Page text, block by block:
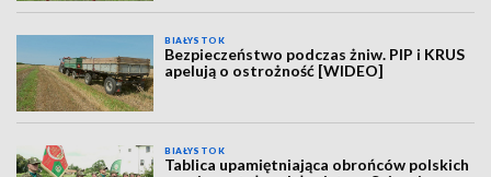
BIAŁYSTOK
Bezpieczeństwo podczas żniw. PIP i KRUS
apelują o ostrożność [WIDEO]
BIAŁYSTOK
Tablica upamiętniająca obrońców polskich